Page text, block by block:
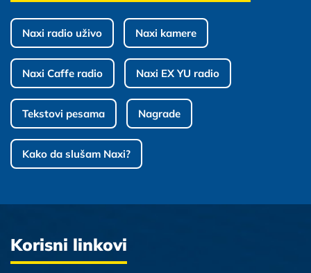
Naxi radio uživo Naxi kamere
Naxi Caffe radio Naxi EX YU radio
Tekstovi pesama Nagrade
Kako da slušam Naxi?
Korisni linkovi